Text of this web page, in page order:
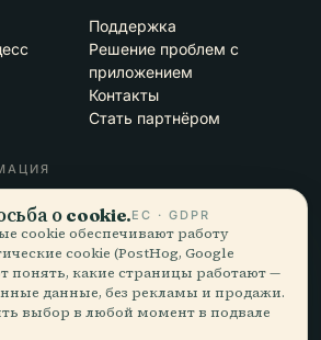
Поддержка
Решение проблем с
приложением
Контакты
Стать партнёром
о cookie.ЕС · GDPR
cookie обеспечивают работу
cookie (PostHog, Google
понять, какие страницы работают —
данные, без рекламы и продажи.
выбор в любой момент в подвале